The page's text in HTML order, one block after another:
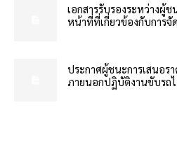
เอกสารรับรองระหว่างผู้ช
หน้าที่ที่เกี่ยวข้องกับการจั
ประกาศผู้ชนะการเสนอร
ภายนอกปฏิบัติงานขับรถ